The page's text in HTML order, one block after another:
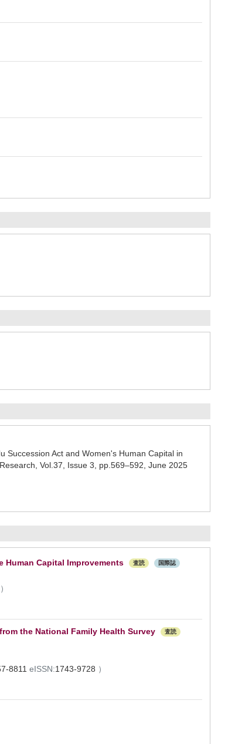
Act and Women's Human Capital in
Vol.37, Issue 3, pp.569–592, June 2025
Human Capital Improvements 査読 国際誌
）
the National Family Health Survey
査読
8811 eISSN:1743-9728 ）